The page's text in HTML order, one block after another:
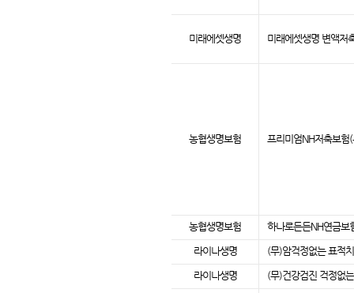
미래에셋생명 미래에셋생명 변액저
농협생명보험 프리미엄NH저축보
농협생명보험 하나로든든NH연금
라이나생명 (무)암걱정없는 표적
라이나생명 (무)건강검진 걱정없